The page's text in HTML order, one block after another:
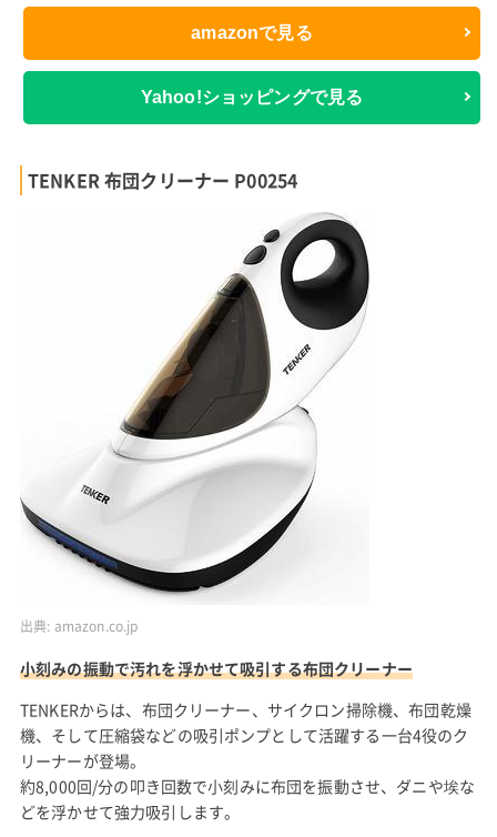
amazonで見る
Yahoo!ショッピングで見る
TENKER 布団クリーナー P00254
出典: amazon.co.jp
小刻みの振動で汚れを浮かせて吸引する布団クリーナー
TENKERからは、布団クリーナー、サイクロン掃除機、布団乾燥
機、そして圧縮袋などの吸引ポンプとして活躍する一台4役のク
リーナーが登場。
約8,000回/分の叩き回数で小刻みに布団を振動させ、ダニや埃な
どを浮かせて強力吸引します。